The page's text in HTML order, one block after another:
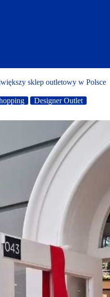
sklep outletowy w Polsce
Designer Outlet